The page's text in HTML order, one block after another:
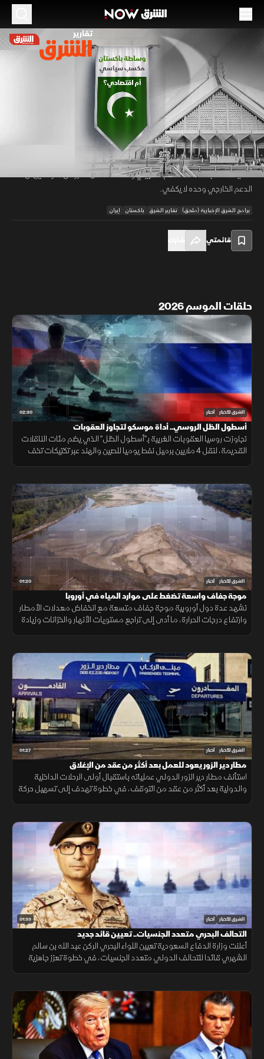
وساطة باكستان.. مكسب سياسي أم اقتصادي؟
24 يونيو 2026 01:24
تقارير الشرق
أدخلت الوساطة الباكستانية في الحرب الإيرانية إسلام آباد دائرة الاهتمام
الدولي، وسط آمال بتحويل المكاسب الدبلوماسية إلى فرص اقتصادية عبر
التجارة والاستثمارات. لكن خبراء يحذرون من أن نجاح المسار يتطلب إصلاحات
داخلية لمعالجة ضعف النظام الضريبي والاعتماد على القروض، مؤكدين أن
الدعم الخارجي وحده لا يكفي.
برامج الشرق الإخبارية (ملحق) تقارير الشرق باكستان إيران
قائمتي
حلقات الموسم 2026
02:30 الشرق للأخبار أخبار
أسطول الظل الروسي.. أداة موسكو لتجاوز العقوبات
تجاوزت روسيا العقوبات الغربية بـ"أسطول الظل" الذي يضم مئات الناقلات
القديمة، لنقل 4 ملايين برميل نفط يوميا للصين والهند عبر تكتيكات تخف
01:20 الشرق للأخبار أخبار
موجة جفاف واسعة تضغط على موارد المياه في أوروبا
تشهد عدة دول أوروبية موجة جفاف متسعة مع انخفاض معدلات الأمطار
وارتفاع درجات الحرارة، ما أدى إلى تراجع مستويات الأنهار والخزانات وزيادة
01:27 الشرق للأخبار أخبار
مطار دير الزور يعود للعمل بعد أكثر من عقد من الإغلاق
استأنف مطار دير الزور الدولي عملياته باستقبال أولى الرحلات الداخلية
والدولية بعد أكثر من عقد من التوقف، في خطوة تهدف إلى تسهيل حركة
01:33 الشرق للأخبار أخبار
التحالف البحري متعدد الجنسيات.. تعيين قائد جديد
أعلنت وزارة الدفاع السعودية تعيين اللواء البحري الركن عبد الله بن سالم
الشهري قائدا للتحالف الدولي متعدد الجنسيات، في خطوة تعزز جاهزية